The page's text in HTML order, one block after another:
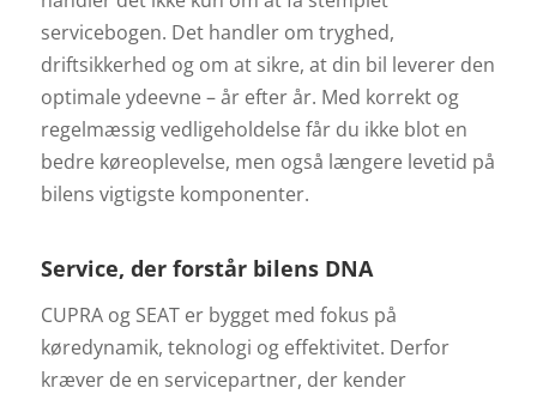
servicebogen. Det handler om tryghed,
driftsikkerhed og om at sikre, at din bil leverer den
optimale ydeevne – år efter år. Med korrekt og
regelmæssig vedligeholdelse får du ikke blot en
bedre køreoplevelse, men også længere levetid på
bilens vigtigste komponenter.
Service, der forstår bilens DNA
CUPRA og SEAT er bygget med fokus på
køredynamik, teknologi og effektivitet. Derfor
kræver de en servicepartner, der kender